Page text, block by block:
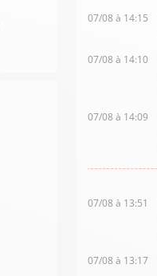
07/08 à 14:15
07/08 à 14:10
07/08 à 14:09
07/08 à 13:51
07/08 à 13:17